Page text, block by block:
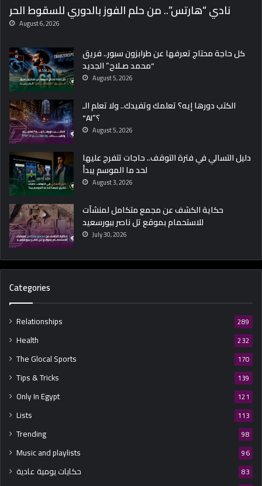
نادي “هارتس”.. من حلم الفوز بالدوري للسقوط الحر
August 6, 2026
كل حاجة محتاج تعرفها عن طرابزون سبور.. فريق
“محمد صـلاح” الجديد
August 5, 2026
الكتب دورها إيه؟ تعلمك وتفيدك.. ولا تعلم الـ
“AI”؟
August 5, 2026
دليل التسالي في فترة التوقف.. حاجات تتفرج عليها
لحد ما الموسم يبدأ
August 3, 2026
حكاية الكشف عن مجمع متكامل لمنشآت
للاستحمام بموقع تل ناصر ببورسعيد
July 30, 2026
Categories
Relationships 289
Health 232
The Glocal Sports 170
Tips & Tricks 139
Only In Egypt 121
Lists 113
Trending 98
Music and playlists 96
حكايات يومية عادية 83